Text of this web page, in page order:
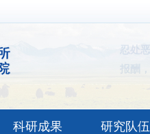
忍处
报酬
科研成果 研究队伍